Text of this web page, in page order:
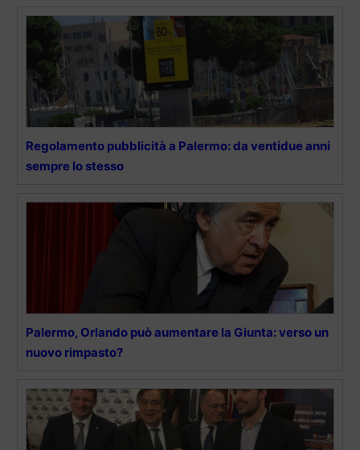
Regolamento pubblicità a Palermo: da ventidue anni
sempre lo stesso
Palermo, Orlando può aumentare la Giunta: verso un
nuovo rimpasto?